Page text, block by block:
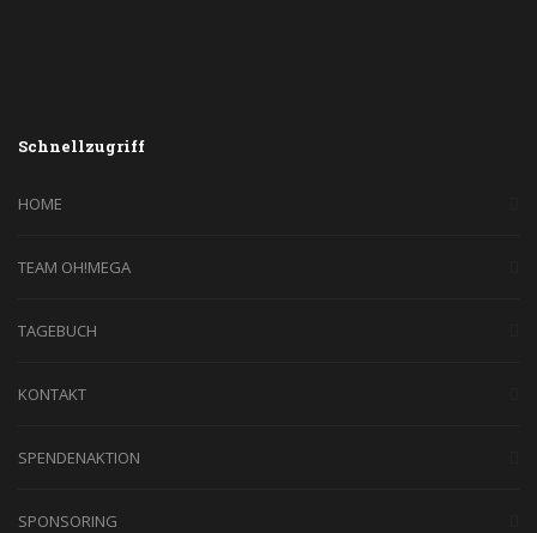
Schnellzugriff
HOME
TEAM OH!MEGA
TAGEBUCH
KONTAKT
SPENDENAKTION
SPONSORING